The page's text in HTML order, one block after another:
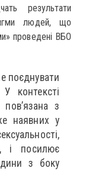
результати
людей, що
проведені ВБО
поєднувати
контексті
пов’язана з
наявних у
і посилює
з боку